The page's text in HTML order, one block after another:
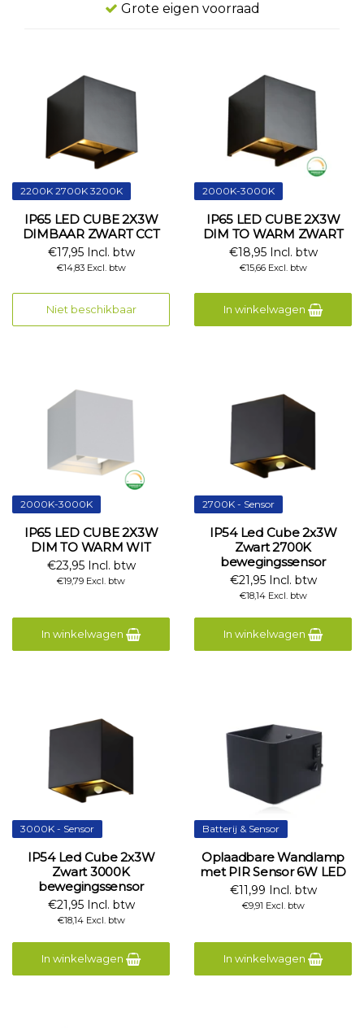
Grote eigen voorraad
2200K 2700K 3200K
IP65 LED CUBE 2X3W
DIMBAAR ZWART CCT
€17,95 Incl. btw
€14,83 Excl. btw
Niet beschikbaar
2000K-3000K
IP65 LED CUBE 2X3W
DIM TO WARM ZWART
€18,95 Incl. btw
€15,66 Excl. btw
In winkelwagen
2000K-3000K
IP65 LED CUBE 2X3W
DIM TO WARM WIT
€23,95 Incl. btw
€19,79 Excl. btw
In winkelwagen
2700K - Sensor
IP54 Led Cube 2x3W
Zwart 2700K
bewegingssensor
€21,95 Incl. btw
€18,14 Excl. btw
In winkelwagen
3000K - Sensor
IP54 Led Cube 2x3W
Zwart 3000K
bewegingssensor
€21,95 Incl. btw
€18,14 Excl. btw
In winkelwagen
Batterij & Sensor
Oplaadbare Wandlamp
met PIR Sensor 6W LED
€11,99 Incl. btw
€9,91 Excl. btw
In winkelwagen